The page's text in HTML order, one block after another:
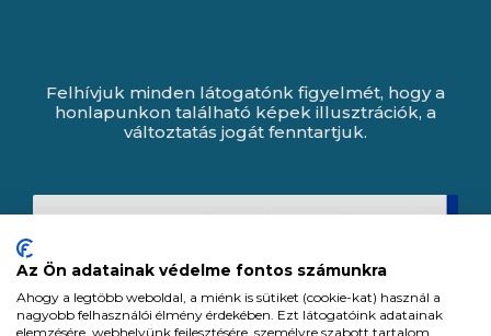
Felhívjuk minden látogatónk figyelmét, hogy a
honlapunkon található képek illusztrációk, a
változtatás jogát fenntartjuk.
Az Ön adatainak védelme fontos számunkra
Ahogy a legtöbb weboldal, a miénk is sütiket (cookie-kat) használ a
nagyobb felhasználói élmény érdekében. Ezt látogatóink adatainak
elemzésére, webhelyünk fejlesztésére, személyre szabott tartalom